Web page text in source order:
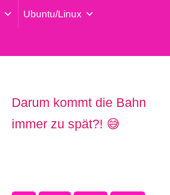
Ubuntu/Linux
Darum kommt die Bahn
immer zu spät?! 😅